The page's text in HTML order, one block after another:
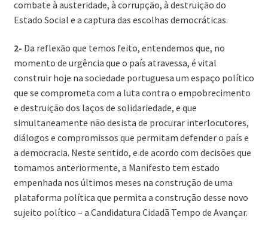
combate à austeridade, à corrupção, à destruição do
Estado Social e a captura das escolhas democráticas.
2- Da reflexão que temos feito, entendemos que, no
momento de urgência que o país atravessa, é vital
construir hoje na sociedade portuguesa um espaço político
que se comprometa com a luta contra o empobrecimento
e destruição dos laços de solidariedade, e que
simultaneamente não desista de procurar interlocutores,
diálogos e compromissos que permitam defender o país e
a democracia. Neste sentido, e de acordo com decisões que
tomamos anteriormente, a Manifesto tem estado
empenhada nos últimos meses na construção de uma
plataforma política que permita a construção desse novo
sujeito político – a Candidatura Cidadã Tempo de Avançar.